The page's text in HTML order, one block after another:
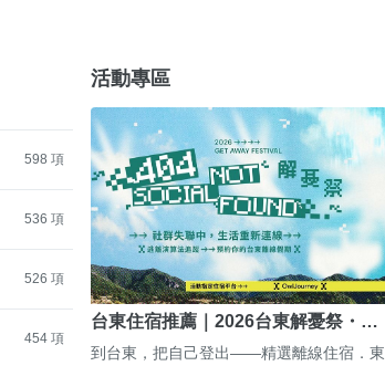
598 項
536 項
526 項
454 項
活動專區
台東住宿推薦｜2026台東解憂祭・…
到台東，把自己登出——精選離線住宿．東